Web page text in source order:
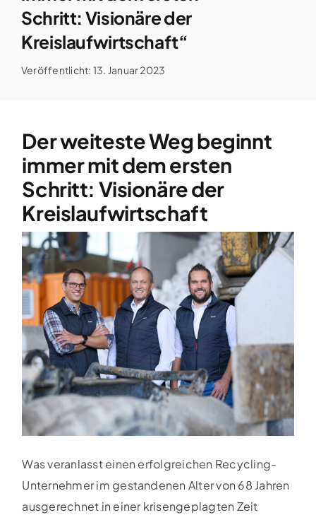
Schritt: Visionäre der
Kreislaufwirtschaft“
Veröffentlicht: 13. Januar 2023
Der weiteste Weg beginnt
immer mit dem ersten
Schritt: Visionäre der
Kreislaufwirtschaft
Was veranlasst einen erfolgreichen Recycling-
Unternehmer im gestandenen Alter von 68 Jahren
ausgerechnet in einer krisengeplagten Zeit